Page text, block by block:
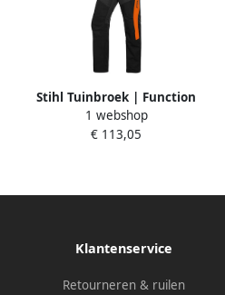
Stihl Tuinbroek | Function
Universal | Maat S
883880603
1 webshop
€ 113,05
Klantenservice
Retourneren & ruilen